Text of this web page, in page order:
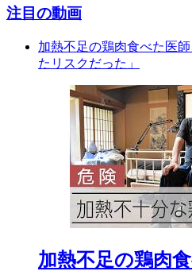
注目の動画
加熱不足の鶏肉食べた医
たリスクだった」
加熱不足の鶏肉